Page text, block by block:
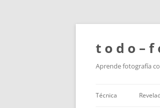
t o d o – f
Aprende fotografía
Técnica